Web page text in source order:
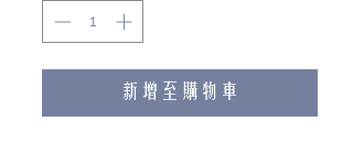
新增至購物車